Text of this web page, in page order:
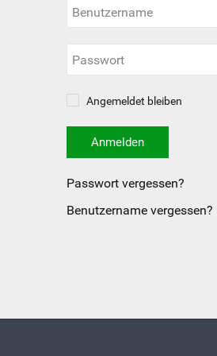
Angemeldet bleiben
Anmelden
Passwort vergessen?
Benutzername vergessen?